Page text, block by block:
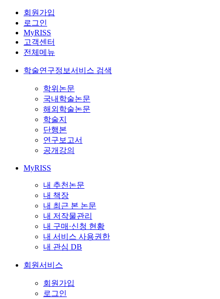
회원가입
로그인
MyRISS
고객센터
전체메뉴
학술연구정보서비스 검색
학위논문
국내학술논문
해외학술논문
학술지
단행본
연구보고서
공개강의
MyRISS
내 추천논문
내 책장
내 최근 본 논문
내 저작물관리
내 구매·신청 현황
내 서비스 사용권한
내 관심 DB
회원서비스
회원가입
로그인